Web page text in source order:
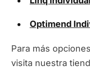
Optimend
Para más
visita nuestra